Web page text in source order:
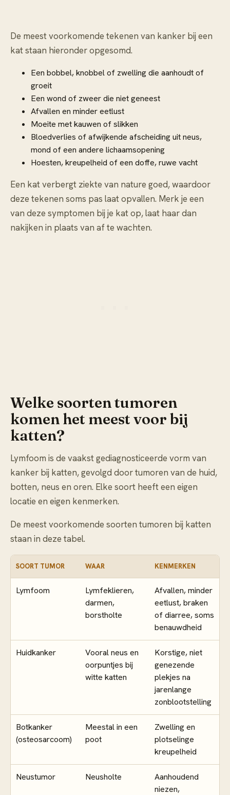
De meest voorkomende tekenen van kanker bij een
kat staan hieronder opgesomd.
Een bobbel, knobbel of zwelling die aanhoudt of
groeit
Een wond of zweer die niet geneest
Afvallen en minder eetlust
Moeite met kauwen of slikken
Bloedverlies of afwijkende afscheiding uit neus,
mond of een andere lichaamsopening
Hoesten, kreupelheid of een doffe, ruwe vacht
Een kat verbergt ziekte van nature goed, waardoor
deze tekenen soms pas laat opvallen. Merk je een
van deze symptomen bij je kat op, laat haar dan
nakijken in plaats van af te wachten.
Welke soorten tumoren
komen het meest voor bij
katten?
Lymfoom is de vaakst gediagnosticeerde vorm van
kanker bij katten, gevolgd door tumoren van de huid,
botten, neus en oren. Elke soort heeft een eigen
locatie en eigen kenmerken.
De meest voorkomende soorten tumoren bij katten
staan in deze tabel.
SOORT TUMOR WAAR KENMERKEN
Lymfoom
Lymfeklieren,
darmen,
borstholte
Afvallen, minder
eetlust, braken
of diarree, soms
benauwdheid
Huidkanker
Vooral neus en
oorpuntjes bij
witte katten
Korstige, niet
genezende
plekjes na
jarenlange
zonblootstelling
Botkanker
(osteosarcoom)
Meestal in een
poot
Zwelling en
plotselinge
kreupelheid
Neustumor Neusholte
Aanhoudend
niezen,